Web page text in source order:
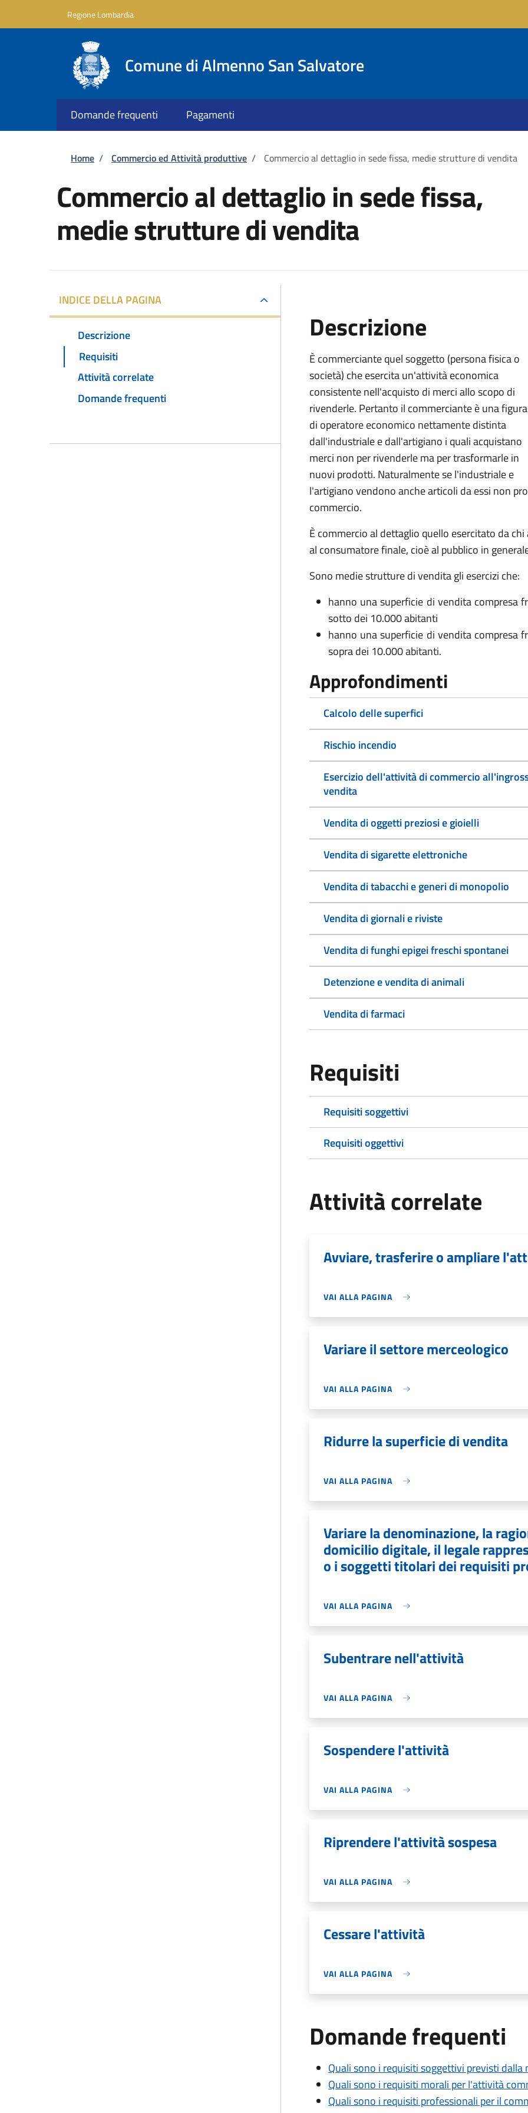
Regione Lombardia
Comune di Almenno San Salvatore
Domande frequenti Pagamenti
Briciole di pane
Home / Commercio ed Attività produttive / Commercio al dettaglio in sede fissa, medie strutture di vendita
Commercio al dettaglio in sede fissa,
medie strutture di vendita
INDICE DELLA PAGINA
Descrizione
Requisiti
Attività correlate
Domande frequenti
Descrizione
È commerciante quel soggetto (persona fisica o
società) che esercita un'attività economica
consistente nell'acquisto di merci allo scopo di
rivenderle. Pertanto il commerciante è una figura
di operatore economico nettamente distinta
dall'industriale e dall'artigiano i quali acquistano
merci non per rivenderle ma per trasformarle in
nuovi prodotti. Naturalmente se l'industriale e
l'artigiano vendono anche articoli da essi non
commercio.
È commercio al dettaglio quello esercitato da
al consumatore finale, cioè al pubblico in
Sono medie strutture di vendita gli esercizi che:
hanno una superficie di vendita compresa
sotto dei 10.000 abitanti
hanno una superficie di vendita compresa
sopra dei 10.000 abitanti.
Approfondimenti
Calcolo delle superfici
Rischio incendio
Esercizio dell'attività di commercio
vendita
Vendita di oggetti preziosi e gioielli
Vendita di sigarette elettroniche
Vendita di tabacchi e generi di monopolio
Vendita di giornali e riviste
Vendita di funghi epigei freschi spontanei
Detenzione e vendita di animali
Vendita di farmaci
Requisiti
Requisiti soggettivi
Requisiti oggettivi
Attività correlate
Avviare, trasferire o ampliare
VAI ALLA PAGINA
Variare il settore merceologico
VAI ALLA PAGINA
Ridurre la superficie di vendita
VAI ALLA PAGINA
Variare la denominazione, la
domicilio digitale, il legale
o i soggetti titolari dei requisiti
VAI ALLA PAGINA
Subentrare nell'attività
VAI ALLA PAGINA
Sospendere l'attività
VAI ALLA PAGINA
Riprendere l'attività sospesa
VAI ALLA PAGINA
Cessare l'attività
VAI ALLA PAGINA
Domande frequenti
Quali sono i requisiti soggettivi previsti
Quali sono i requisiti morali per l'attività
Quali sono i requisiti professionali per il